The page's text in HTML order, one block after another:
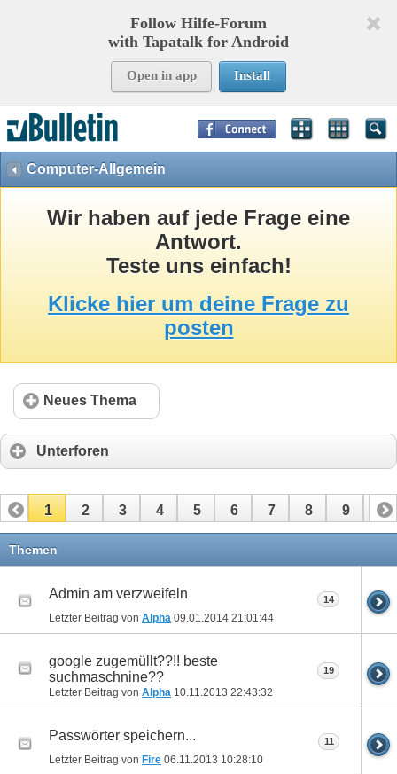
Follow Hilfe-Forum
with Tapatalk for Android
Open in app Install
Computer-Allgemein
Wir haben auf jede Frage eine
Antwort.
Teste uns einfach!
Klicke hier um deine Frage zu
posten
Neues Thema
Unterforen
1 2 3 4 5 6 7 8 9 10
11
Themen
Admin am verzweifeln
Letzter Beitrag von Alpha 09.01.2014 21:01:44
14
google zugemüllt??!! beste
suchmaschnine??
Letzter Beitrag von Alpha 10.11.2013 22:43:32
19
Passwörter speichern...
Letzter Beitrag von Fire 06.11.2013 10:28:10
11
Page Time:0,18172
Templates:37